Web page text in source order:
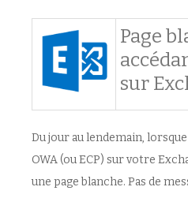
Page
sur
Du jour au lendemain,
OWA (ou ECP) sur votre
une page blanche. Pas de